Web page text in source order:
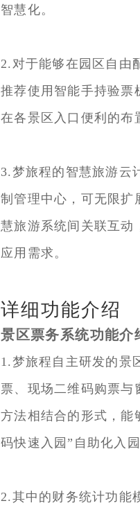
智慧化。
2.对于能够在园区自由
推荐使用智能手持验票
在各景区入口便利的布
3.梦旅程的智慧旅游云
制管理中心，可无限扩
慧旅游系统间关联互动
应用需求。
详细功能介绍
景区票务系统功能介
1.梦旅程自主研发的景
票、现场二维码购票
方法相结合的形式，能
码快速入园”自助化入
2.其中的财务统计功能